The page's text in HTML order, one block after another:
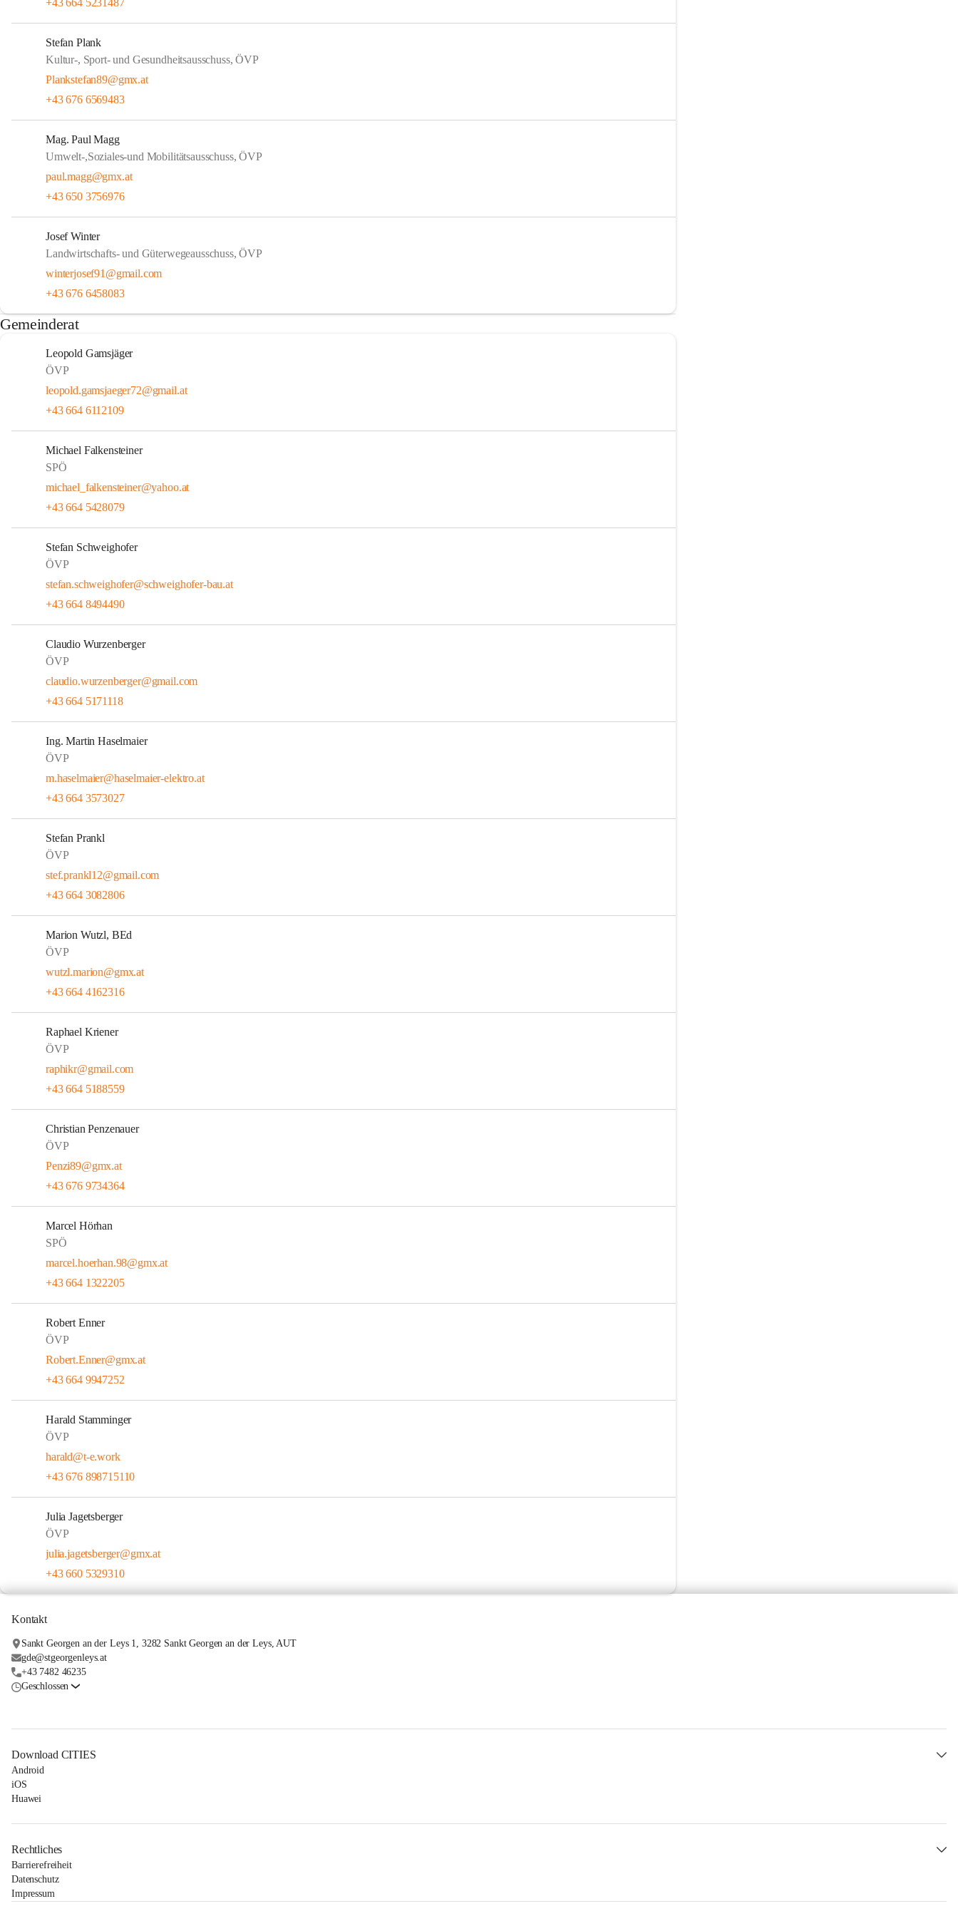
+43 664 5231487
Stefan Plank
Kultur-, Sport- und Gesundheitsausschuss, ÖVP
Plankstefan89@gmx.at
+43 676 6569483
Mag. Paul Magg
Umwelt-,Soziales-und Mobilitätsausschuss, ÖVP
paul.magg@gmx.at
+43 650 3756976
Josef Winter
Landwirtschafts- und Güterwegeausschuss, ÖVP
winterjosef91@gmail.com
+43 676 6458083
Gemeinderat
Leopold Gamsjäger
ÖVP
leopold.gamsjaeger72@gmail.at
+43 664 6112109
Michael Falkensteiner
SPÖ
michael_falkensteiner@yahoo.at
+43 664 5428079
Stefan Schweighofer
ÖVP
stefan.schweighofer@schweighofer-bau.at
+43 664 8494490
Claudio Wurzenberger
ÖVP
claudio.wurzenberger@gmail.com
+43 664 5171118
Ing. Martin Haselmaier
ÖVP
m.haselmaier@haselmaier-elektro.at
+43 664 3573027
Stefan Prankl
ÖVP
stef.prankl12@gmail.com
+43 664 3082806
Marion Wutzl, BEd
ÖVP
wutzl.marion@gmx.at
+43 664 4162316
Raphael Kriener
ÖVP
raphikr@gmail.com
+43 664 5188559
Christian Penzenauer
ÖVP
Penzi89@gmx.at
+43 676 9734364
Marcel Hörhan
SPÖ
marcel.hoerhan.98@gmx.at
+43 664 1322205
Robert Enner
ÖVP
Robert.Enner@gmx.at
+43 664 9947252
Harald Stamminger
ÖVP
harald@t-e.work
+43 676 898715110
Julia Jagetsberger
ÖVP
julia.jagetsberger@gmx.at
+43 660 5329310
Kontakt
Sankt Georgen an der Leys 1, 3282 Sankt Georgen an der Leys, AUT
gde@stgeorgenleys.at
+43 7482 46235
Geschlossen
Download CITIES
Android
iOS
Huawei
Rechtliches
Barrierefreiheit
Datenschutz
Impressum